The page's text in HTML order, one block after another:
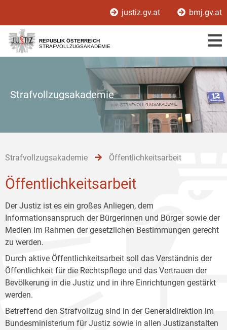
[1]
[2]
[3]
justiz.gv.at bmj.gv.at
REPUBLIK ÖSTERREICH
STRAFVOLLZUGSAKADEMIE
Strafvollzugsakademie
Strafvollzugsakademie Öffentlichkeitsarbeit
Öffentlichkeitsarbeit
Der Justiz ist es ein großes Anliegen, dem
Informationsanspruch der Bürgerinnen und Bürger sowie der
Medien im Rahmen der gesetzlichen Bestimmungen gerecht
zu werden.
Durch aktive Öffentlichkeitsarbeit soll das Verständnis der
Öffentlichkeit für die Rechtspflege und das Vertrauen der
Bevölkerung in die Justiz und in ihre Einrichtungen gestärkt
werden.
Betreffend den Strafvollzug sind in der Generaldirektion im
Bundesministerium für Justiz sowie in allen Justizanstalten